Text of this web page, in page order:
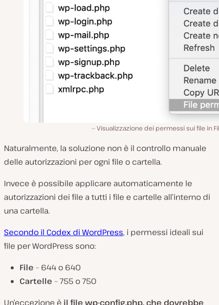
Visualizzazione dei permessi sui file in
Naturalmente, la soluzione non è il controllo manuale
delle autorizzazioni per ogni file o cartella.
Invece è possibile applicare automaticamente le
autorizzazioni dei file a tutti i file e cartelle all’interno di
una cartella.
Secondo il Codex di WordPress, i permessi ideali sui
file per WordPress sono:
File – 644 o 640
Cartelle – 755 o 750
Un’eccezione è il file wp-config.php, che dovrebbe